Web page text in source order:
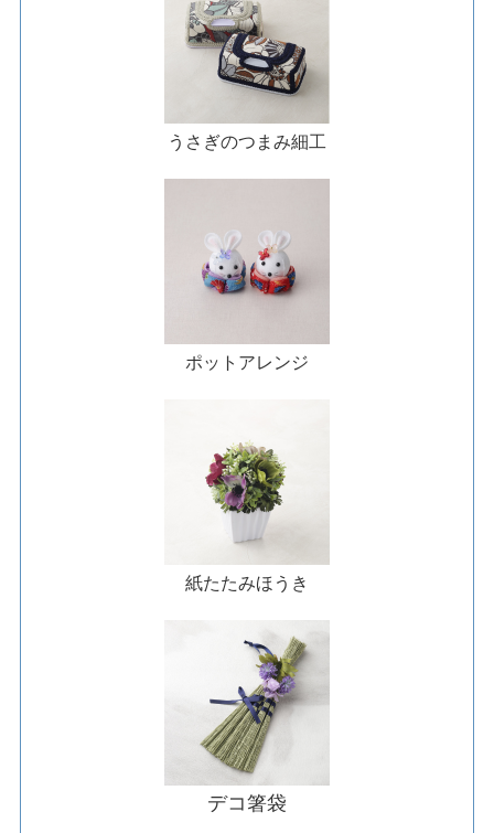
うさぎのつまみ細工
ポットアレンジ
紙たたみほうき
デコ箸袋